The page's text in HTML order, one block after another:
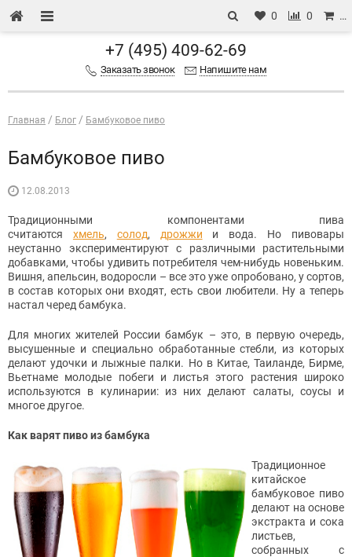
0 0 …
+7 (495) 409-62-69
Заказать звонок Напишите нам
Главная Блог Бамбуковое пиво
Бамбуковое пиво
12.08.2013
Традиционными компонентами пива
считаются
хмель, солод, дрожжи
и вода. Но пивовары
неустанно экспериментируют с различными растительными
добавками, чтобы удивить потребителя чем-нибудь новеньким.
Вишня, апельсин, водоросли – все это уже опробовано, у сортов,
в состав которых они входят, есть свои любители. Ну а теперь
настал черед бамбука.
Для многих жителей России бамбук – это, в первую очередь,
высушенные и специально обработанные стебли, из которых
делают удочки и лыжные палки. Но в Китае, Таиланде, Бирме,
Вьетнаме молодые побеги и листья этого растения широко
используются в кулинарии: из них делают салаты, соусы и
многое другое.
Как варят пиво из бамбука
Традиционное
китайское
бамбуковое пиво
делают на основе
экстракта и сока
листьев,
собранных с